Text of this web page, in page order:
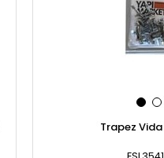
Trapez